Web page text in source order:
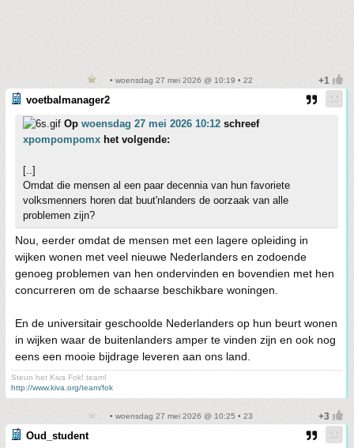
• woensdag 27 mei 2026 @ 10:19 • 22
voetbalmanager2
Op woensdag 27 mei 2026 10:12 schreef
xpompompomx het volgende:
[..]
Omdat die mensen al een paar decennia van hun favoriete
volksmenners horen dat buut'nlanders de oorzaak van alle
problemen zijn?
Nou, eerder omdat de mensen met een lagere opleiding in
wijken wonen met veel nieuwe Nederlanders en zodoende
genoeg problemen van hen ondervinden en bovendien met hen
concurreren om de schaarse beschikbare woningen.
En de universitair geschoolde Nederlanders op hun beurt wonen
in wijken waar de buitenlanders amper te vinden zijn en ook nog
eens een mooie bijdrage leveren aan ons land.
Steun het Kiva Fok! team!
http://www.kiva.org/team/fok
• woensdag 27 mei 2026 @ 10:25 • 23
Oud_student